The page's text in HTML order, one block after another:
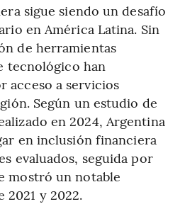
sigue siendo un desafío
en América Latina. Sin
de herramientas
tecnológico han
acceso a servicios
Según un estudio de
en 2024, Argentina
en inclusión financiera
evaluados, seguida por
mostró un notable
2021 y 2022.